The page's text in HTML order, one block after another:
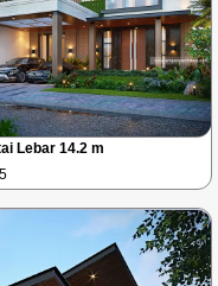
Lebar 14.2 m